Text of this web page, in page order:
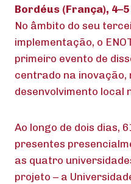
Bordéus (França),
No âmbito do seu
implementação, o
primeiro evento de
centrado na inovação,
desenvolvimento local
Ao longo de dois dias,
presentes
as quatro
projeto – a